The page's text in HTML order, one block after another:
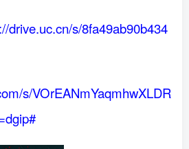
drive.uc.cn/s/8fa49ab90b434
s/VOrEANmYaqmhwXLDR